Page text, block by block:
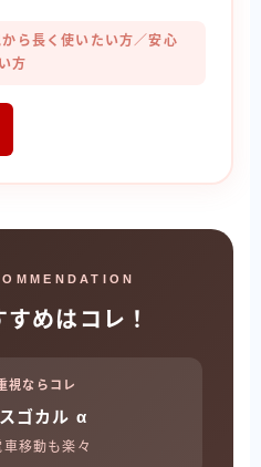
ら長く使いたい方／安心
方
めはコレ！
視ならコレ
ゴカル α
移動も楽々